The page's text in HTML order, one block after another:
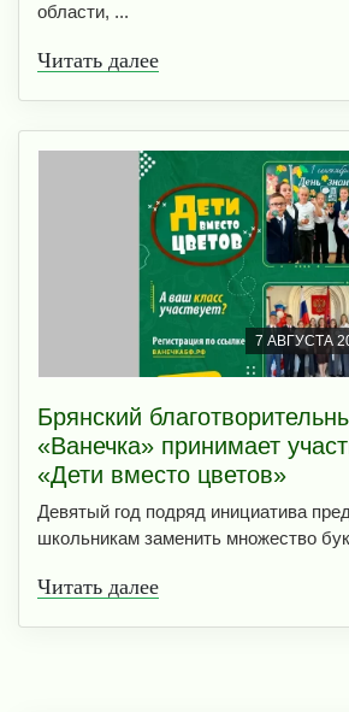
области, ...
Читать далее
7 АВГУСТА
Брянский
«Ванечка» принимает
«Дети вместо цветов»
Девятый год подряд инициатива
школьникам заменить множество
Читать далее